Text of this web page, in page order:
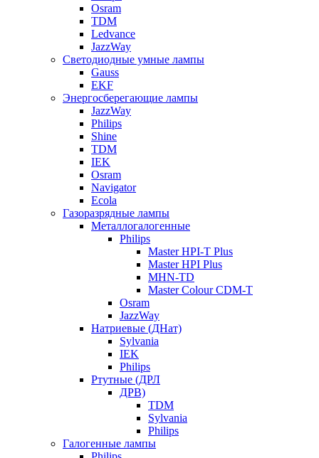
Osram
TDM
Ledvance
JazzWay
Светодиодные умные лампы
Gauss
EKF
Энергосберегающие лампы
JazzWay
Philips
Shine
TDM
IEK
Osram
Navigator
Ecola
Газоразрядные лампы
Металлогалогенные
Philips
Master HPI-T Plus
Master HPI Plus
MHN-TD
Master Colour CDM-T
Osram
JazzWay
Натриевые (ДНат)
Sylvania
IEK
Philips
Ртутные (ДРЛ
ДРВ)
TDM
Sylvania
Philips
Галогенные лампы